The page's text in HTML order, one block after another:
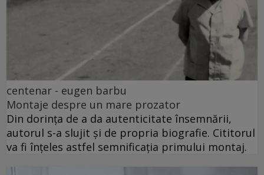
centenar - eugen barbu
Montaje despre un mare prozator
Din dorința de a da autenticitate însemnării,
autorul s-a slujit și de propria biografie. Cititorul
va fi înțeles astfel semnificația primului montaj.